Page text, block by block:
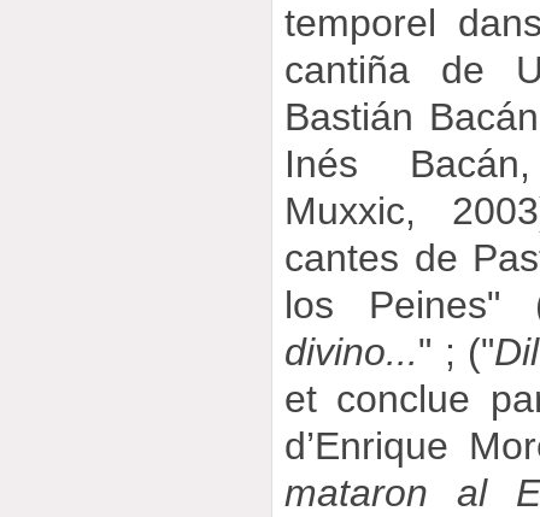
temporel
cantiña de
Bastián
Inés
Muxxic,
cantes de
los Peines"
divino..." ; ("
et conclue
d’Enrique
mataron al